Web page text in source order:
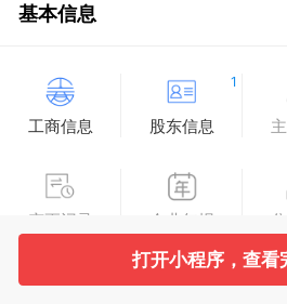
基本信息
工商信息
1
股东信息
变更记录 企业年报
打开小程序，查看